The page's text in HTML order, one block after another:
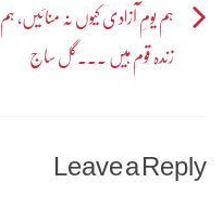
Post
navigation
ہم یومِ آزادی کیوں نہ منائیں، ہم
زندہ قوم ہیں ۔۔۔گل ساج
Leave a Reply